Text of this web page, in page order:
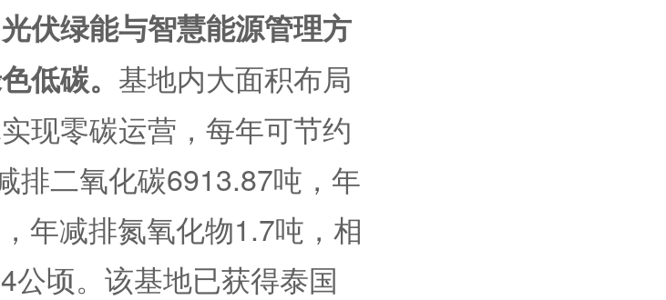
伏绿能与智慧能源管理方
低碳。 基地内大面积布局
现零碳运营，每年可节约
排二氧化碳6913.87吨，年
年减排氮氧化物1.7吨，相
公顷。该基地已获得泰国